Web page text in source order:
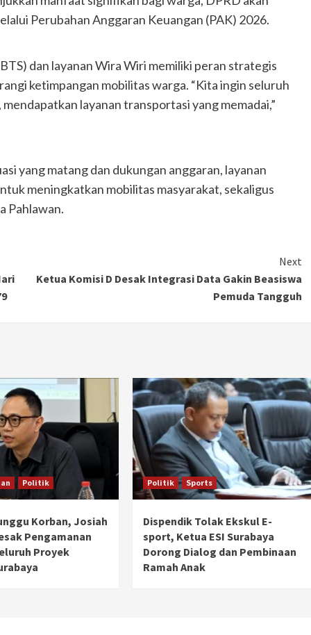
Perubahan Anggaran Keuangan (PAK) 2026.
dan layanan Wira Wiri memiliki peran strategis
ketimpangan mobilitas warga. “Kita ingin seluruh
layanan transportasi yang memadai,”
yang matang dan dukungan anggaran, layanan
meningkatkan mobilitas masyarakat, sekaligus
Pahlawan.
Next
Ketua Komisi D Desak Integrasi Data Gakin Beasiswa
Pemuda Tangguh
Politik
Korban, Josiah
Pengamanan
Proyek
Politik Sports
Dispendik Tolak Ekskul E-
sport, Ketua ESI Surabaya
Dorong Dialog dan Pembinaan
Ramah Anak